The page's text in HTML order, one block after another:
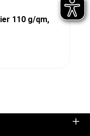
110 g/qm,